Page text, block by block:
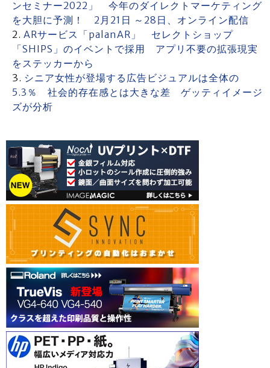
ンセミナー2022」 今年のダイレクトマーケティング
を大胆に予測！ 2月21日 ～28日、オンライン配信
ARサービス「palanAR」 セレクトショップ
「SHIPS」のイベントで採用 アプリ不要の拡張現実
をステッカーから
シニア女性が登場する広告ビジュアルは全体の
5.3％ 社会的存在感とは大きな差 ゲッティイメージ
ズが分析